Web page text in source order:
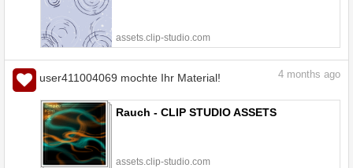
assets.clip-studio.com
user411004069 mochte Ihr Material! 4 months ago
Rauch - CLIP STUDIO ASSETS
assets.clip-studio.com